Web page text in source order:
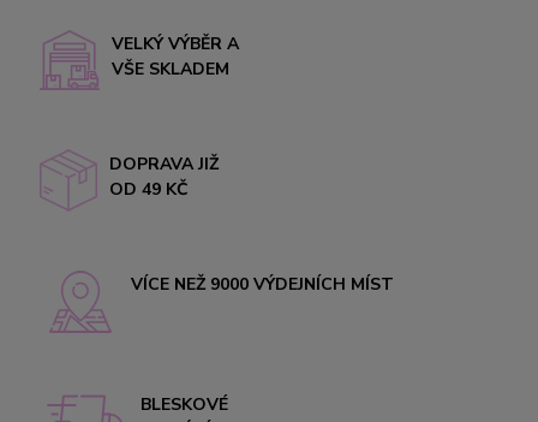
VELKÝ VÝBĚR A
VŠE SKLADEM
DOPRAVA JIŽ
OD 49 KČ
VÍCE NEŽ 9000 VÝDEJNÍCH MÍST
BLESKOVÉ